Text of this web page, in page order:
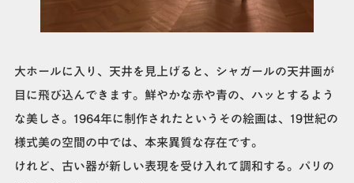
大ホールに入り、天井を見上げると、シャガールの天井画が
目に飛び込んできます。鮮やかな赤や青の、ハッとするよう
な美しさ。1964年に制作されたというその絵画は、19世紀の
様式美の空間の中では、本来異質な存在です。
けれど、古い器が新しい表現を受け入れて調和する。パリの